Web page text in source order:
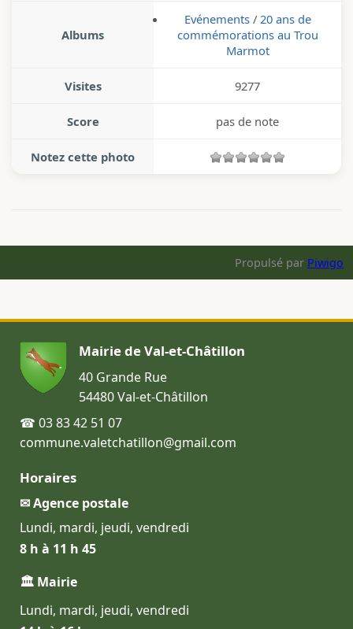
Albums
Evénements/ 20 ans de
commémorations au Trou
Marmot
Visites 9277
Score pas de note
Notez cette photo
Propulsé par Piwigo
Mairie de Val-et-Châtillon
40 Grande Rue
54480 Val-et-Châtillon
☎ 03 83 42 51 07
commune.valetchatillon@gmail.com
Horaires
✉ Agence postale
Lundi, mardi, jeudi, vendredi
8 h à 11 h 45
🏛 Mairie
Lundi, mardi, jeudi, vendredi